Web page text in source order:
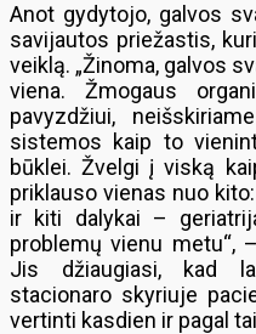
Anot gydytojo, galvos
savijautos priežastis,
veiklą. „Žinoma, galvos
viena. Žmogaus
pavyzdžiui,
sistemos kaip to
būklei. Žvelgi į viską
priklauso vienas nuo
ir kiti dalykai –
problemų vienu metu“,
Jis džiaugiasi, kad
stacionaro skyriuje
vertinti kasdien ir pagal